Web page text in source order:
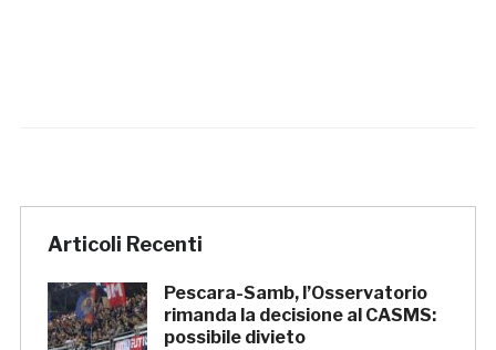
Articoli Recenti
Pescara-Samb, l’Osservatorio
rimanda la decisione al CASMS:
possibile divieto